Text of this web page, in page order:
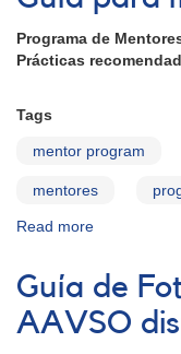
Programa de
Prácticas
Tags
mentor program
mentores
Read more
para
mentores
Guía de
AAVSO